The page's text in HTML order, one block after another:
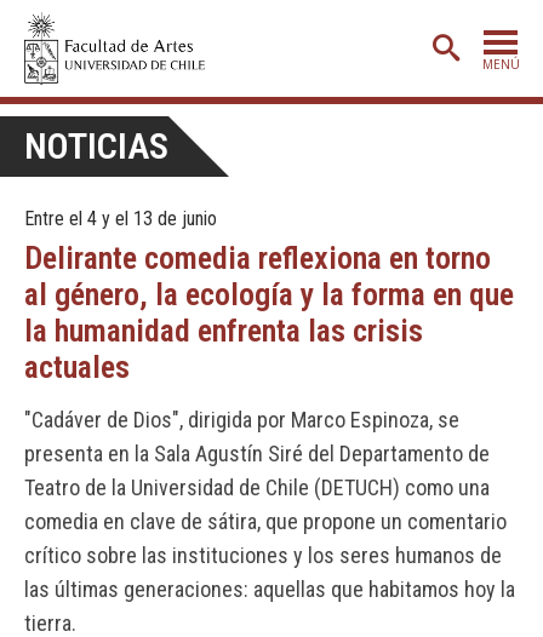
MENÚ
ADMISIÓN
ETAPA BÁSICA
CARRERAS
POSTGRADO
CREACIÓNE INVESTIGACIÓN
BIBLIOTECA
DEPARTAMENTOS
FACULTAD
Estudiantes
NOTICIAS
Entre el 4 y el 13 de junio
Delirante comedia reflexiona en torno
al género, la ecología y la forma en que
la humanidad enfrenta las crisis
actuales
"Cadáver de Dios", dirigida por Marco Espinoza, se
presenta en la Sala Agustín Siré del Departamento de
Teatro de la Universidad de Chile (DETUCH) como una
comedia en clave de sátira, que propone un comentario
crítico sobre las instituciones y los seres humanos de
las últimas generaciones: aquellas que habitamos hoy la
tierra.